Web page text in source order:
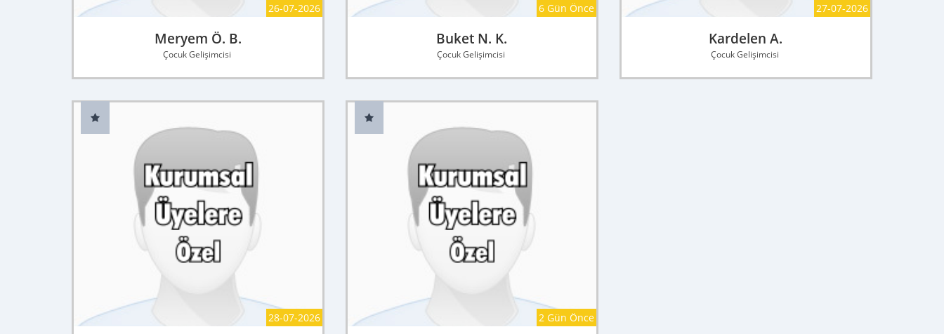
26-07-2026
Meryem Ö. B.
Çocuk Gelişimcisi
6 Gün Önce
Buket N. K.
Çocuk Gelişimcisi
27-07-2026
Kardelen A.
Çocuk Gelişimcisi
28-07-2026 2 Gün Önce